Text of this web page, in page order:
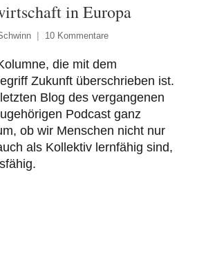
in Europa
10 Kommentare
die mit dem
Zukunft überschrieben ist.
Blog des vergangenen
Podcast ganz
ob wir Menschen nicht nur
als Kollektiv lernfähig sind,